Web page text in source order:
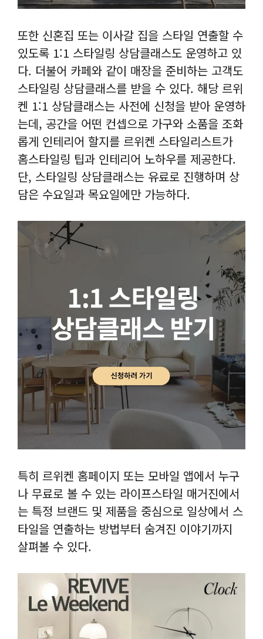
또한 신혼집 또는 이사갈 집을 스타일 연출할 수
있도록 1:1 스타일링 상담클래스도 운영하고 있
다. 더불어 카페와 같이 매장을 준비하는 고객도
스타일링 상담클래스를 받을 수 있다. 해당 르위
켄 1:1 상담클래스는 사전에 신청을 받아 운영하
는데, 공간을 어떤 컨셉으로 가구와 소품을 조화
롭게 인테리어 할지를 르위켄 스타일리스트가
홈스타일링 팁과 인테리어 노하우를 제공한다.
단, 스타일링 상담클래스는 유료로 진행하며 상
담은 수요일과 목요일에만 가능하다.
특히 르위켄 홈페이지 또는 모바일 앱에서 누구
나 무료로 볼 수 있는 라이프스타일 매거진에서
는 특정 브랜드 및 제품을 중심으로 일상에서 스
타일을 연출하는 방법부터 숨겨진 이야기까지
살펴볼 수 있다.